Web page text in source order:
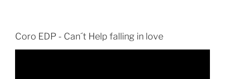
Coro EDP - Can´t Help falling in love